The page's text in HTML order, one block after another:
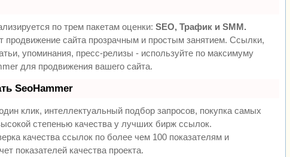
по трем пакетам оценки: SEO, Трафик и SMM.
продвижение сайта прозрачным и простым занятием. Ссылки,
упоминания, пресс-релизы - используйте по максимуму
для продвижения вашего сайта.
SeoHammer
клик, интеллектуальный подбор запросов, покупка самых
степенью качества у лучших бирж ссылок.
качества ссылок по более чем 100 показателям и
показателей качества проекта.